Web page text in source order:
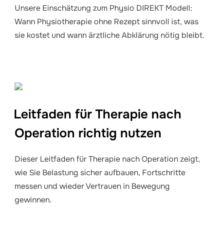
Unsere Einschätzung zum Physio DIREKT Modell:
Wann Physiotherapie ohne Rezept sinnvoll ist, was
sie kostet und wann ärztliche Abklärung nötig bleibt.
Leitfaden für Therapie nach
Operation richtig nutzen
Dieser Leitfaden für Therapie nach Operation zeigt,
wie Sie Belastung sicher aufbauen, Fortschritte
messen und wieder Vertrauen in Bewegung
gewinnen.